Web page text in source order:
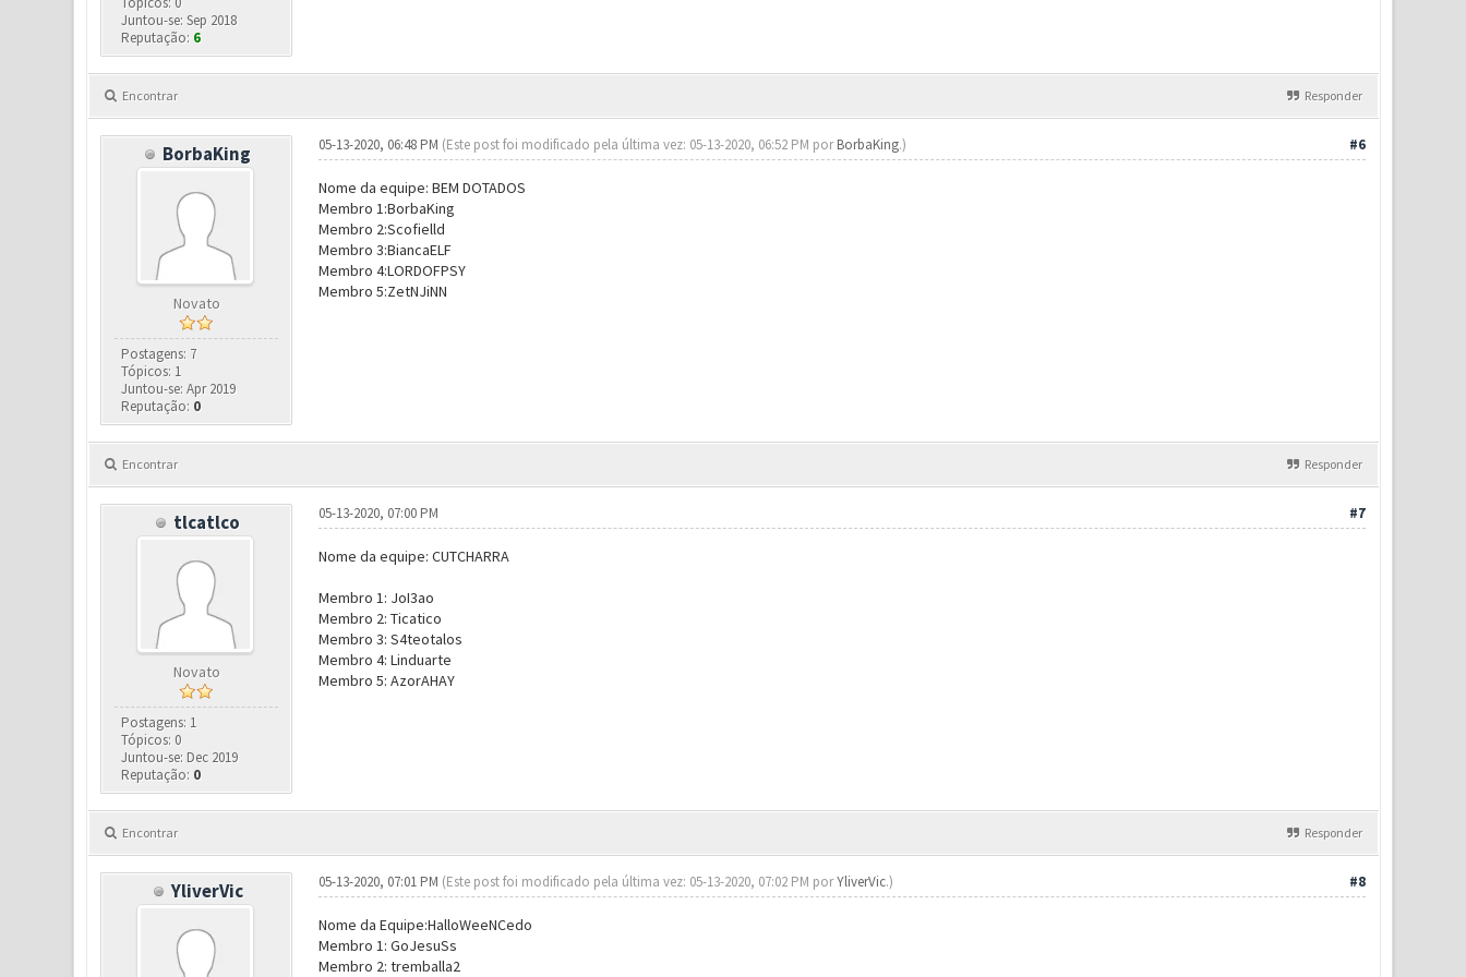
Juntou-se: Sep 2018
Reputação: 6
Encontrar Responder
BorbaKing
Novato
Postagens: 7
Tópicos: 1
Juntou-se: Apr 2019
Reputação: 0
#6
05-13-2020, 06:48 PM (Este post foi modificado pela última vez: 05-13-2020, 06:52 PM porBorbaKing.)
Nome da equipe: BEM DOTADOS
Membro 1:BorbaKing
Membro 2:Scofielld
Membro 3:BiancaELF
Membro 4:LORDOFPSY
Membro 5:ZetNJiNN
Encontrar Responder
tlcatlco
Novato
Postagens: 1
Tópicos: 0
Juntou-se: Dec 2019
Reputação: 0
#7
05-13-2020, 07:00 PM
Nome da equipe: CUTCHARRA
Membro 1: JoI3ao
Membro 2: Ticatico
Membro 3: S4teotalos
Membro 4: Linduarte
Membro 5: AzorAHAY
Encontrar Responder
YliverVic #8
05-13-2020, 07:01 PM (Este post foi modificado pela última vez: 05-13-2020, 07:02 PM porYliverVic.)
Nome da Equipe:HalloWeeNCedo
Membro 1: GoJesuSs
Membro 2: tremballa2